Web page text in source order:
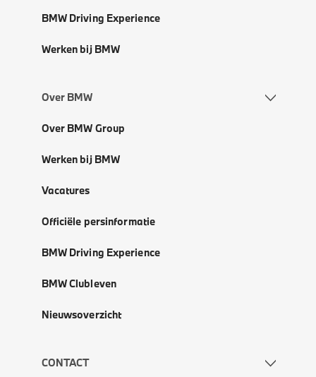
BMW Driving Experience
Werken bij BMW
Over BMW
Over BMW Group
Werken bij BMW
Vacatures
Officiële persinformatie
BMW Driving Experience
BMW Clubleven
Nieuwsoverzicht
CONTACT